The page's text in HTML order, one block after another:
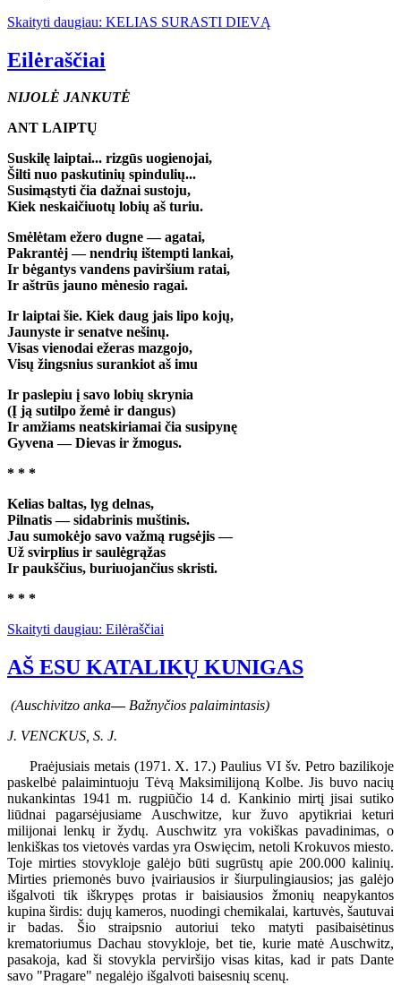
Skaityti daugiau: KELIAS SURASTI DIEVĄ
Eilėraščiai
NIJOLĖ JANKUTĖ
ANT LAIPTŲ
Suskilę laiptai... rizgūs uogienojai,
Šilti nuo paskutinių spindulių...
Susimąstyti čia dažnai sustoju,
Kiek neskaičiuotų lobių aš turiu.
Smėlėtam ežero dugne — agatai,
Pakrantėj — nendrių ištempti lankai,
Ir bėgantys vandens paviršium ratai,
Ir aštrūs jauno mėnesio ragai.
Ir laiptai šie. Kiek daug jais lipo kojų,
Jaunyste ir senatve nešinų.
Visas vienodai ežeras mazgojo,
Visų žingsnius surankiot aš imu
Ir paslepiu į savo lobių skrynia
(Į ją sutilpo žemė ir dangus)
Ir amžiams neatskiriamai čia susipynę
Gyvena — Dievas ir žmogus.
* * *
Kelias baltas, lyg delnas,
Pilnatis — sidabrinis muštinis.
Jau sumokėjo savo važmą rugsėjis —
Už svirplius ir saulėgrąžas
Ir paukščius, buriuojančius skristi.
* * *
Skaityti daugiau: Eilėraščiai
AŠ ESU KATALIKŲ KUNIGAS
(Auschivitzo anka— Bažnyčios palaimintasis)
J. VENCKUS, S. J.
Praėjusiais metais (1971. X. 17.) Paulius VI šv. Petro bazilikoje
paskelbė palaimintuoju Tėvą Maksimilijoną Kolbe. Jis buvo nacių
nukankintas 1941 m. rugpiūčio 14 d. Kankinio mirtį jisai sutiko
liūdnai pagarsėjusiame Auschwitze, kur žuvo apytikriai keturi
milijonai lenkų ir žydų. Auschwitz yra vokiškas pavadinimas, o
lenkiškas tos vietovės vardas yra Oswięcim, netoli Krokuvos miesto.
Toje mirties stovykloje galėjo būti sugrūstų apie 200.000 kalinių.
Mirties priemonės buvo įvairiausios ir šiurpulingiausios; jas galėjo
išgalvoti tik iškrypęs protas ir baisiausios žmonių neapykantos
kupina širdis: dujų kameros, nuodingi chemikalai, kartuvės, šautuvai
ir badas. Šio straipsnio autoriui teko matyti pasibaisėtinus
krematoriumus Dachau stovykloje, bet tie, kurie matė Auschwitz,
pasakoja, kad ši stovykla perviršijo visas kitas, kad ir pats Dante
savo "Pragare" negalėjo išgalvoti baisesnių scenų.